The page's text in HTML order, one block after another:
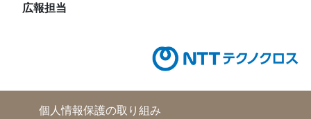
広報担当
個人情報保護の取り組み